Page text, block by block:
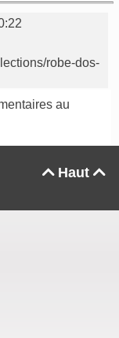
robe-dos-
au
Haut 